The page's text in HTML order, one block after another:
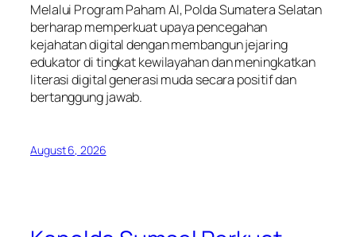
Melalui Program Paham AI, Polda Sumatera Selatan
berharap memperkuat upaya pencegahan
kejahatan digital dengan membangun jejaring
edukator di tingkat kewilayahan dan meningkatkan
literasi digital generasi muda secara positif dan
bertanggung jawab.
August 6, 2026